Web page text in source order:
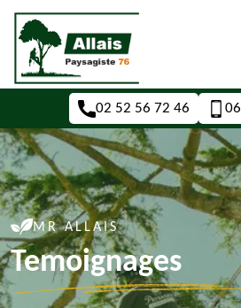
02 52 56 72 46
MR ALLAIS
Temoignages